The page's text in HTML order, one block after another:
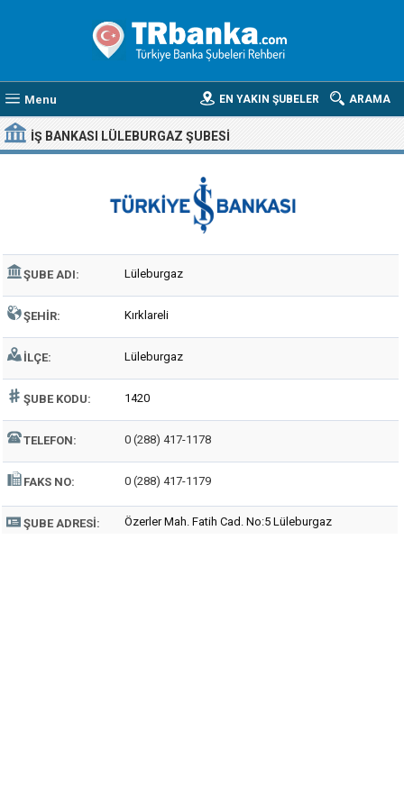
Menu ARAMA
EN YAKIN ŞUBELER
İŞ BANKASI LÜLEBURGAZ ŞUBESI
ŞUBE ADI: Lüleburgaz
ŞEHIR: Kırklareli
İLÇE: Lüleburgaz
ŞUBE KODU: 1420
TELEFON: 0 (288) 417-1178
FAKS NO: 0 (288) 417-1179
ŞUBE ADRESI: Özerler Mah. Fatih Cad. No:5 Lüleburgaz